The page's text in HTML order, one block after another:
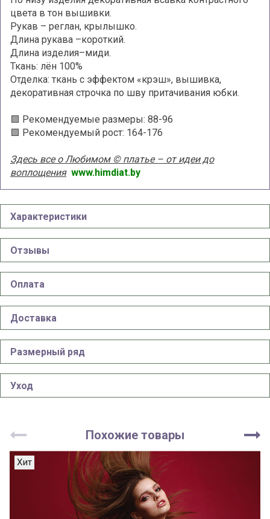
цвета в тон вышивки.
Рукав – реглан, крылышко.
Длина рукава –короткий.
Длина изделия–миди.
Ткань: лён 100%
Отделка: ткань с эффектом «крэш», вышивка,
декоративная строчка по шву притачивания юбки.
🟩 Рекомендуемые размеры: 88-96
🟩 Рекомендуемый рост: 164-176
Здесь все о Любимом © платье – от идеи до
воплощения www.himdiat.by
Характеристики
Отзывы
Оплата
Доставка
Размерный ряд
Уход
Похожие товары
Хит